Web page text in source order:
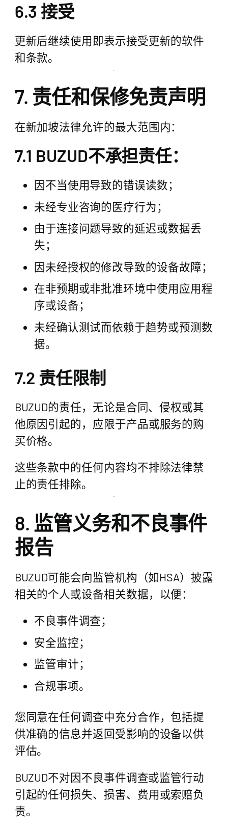
6.3 接受
更新后继续使用即表示接受更新的软件
和条款。
7. 责任和保修免责声明
在新加坡法律允许的最大范围内：
7.1 BUZUD不承担责任：
因不当使用导致的错误读数；
未经专业咨询的医疗行为；
由于连接问题导致的延迟或数据丢
失；
因未经授权的修改导致的设备故障；
在非预期或非批准环境中使用应用程
序或设备；
未经确认测试而依赖于趋势或预测数
据。
7.2 责任限制
BUZUD的责任，无论是合同、侵权或其
他原因引起的，应限于产品或服务的购
买价格。
这些条款中的任何内容均不排除法律禁
止的责任排除。
8. 监管义务和不良事件
报告
BUZUD可能会向监管机构（如HSA）披露
相关的个人或设备相关数据，以便：
不良事件调查；
安全监控；
监管审计；
合规事项。
您同意在任何调查中充分合作，包括提
供准确的信息并返回受影响的设备以供
评估。
BUZUD不对因不良事件调查或监管行动
引起的任何损失、损害、费用或索赔负
责。